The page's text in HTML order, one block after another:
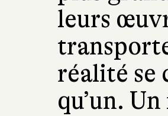
leurs
réalité se
qu’un.